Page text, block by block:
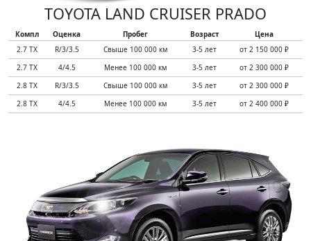
TOYOTA LAND CRUISER PRADO
Компл Оценка Пробег Возраст
Цена
2.7 TX
R/3/3.5 Свыше 100 000 км 3-5 лет
от 2 150 000 ₽
2.7 TX
4/4.5 Менее 100 000 км 3-5 лет
от 2 300 000 ₽
2.8 TX
R/3/3.5 Свыше 100 000 км 3-5 лет
от 2 300 000 ₽
2.8 TX
4/4.5 Менее 100 000 км 3-5 лет от 2 400 000 ₽